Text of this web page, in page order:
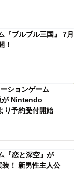
『ブルブル三国』 7月
！
ションゲーム
が Nintendo
り予約受付開始
『恋と深空』が
！ 新男性主人公